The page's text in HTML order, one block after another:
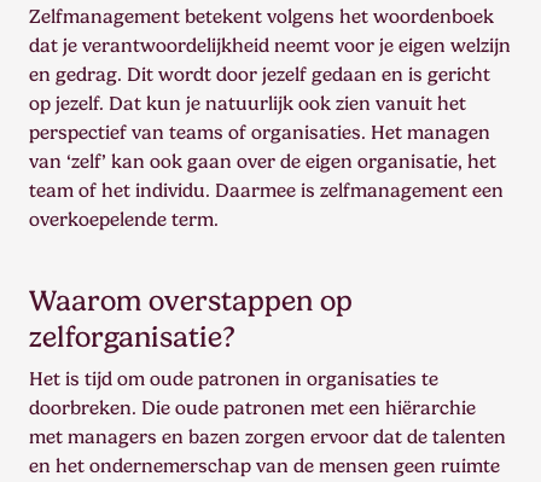
Zelfmanagement betekent volgens het woordenboek
dat je verantwoordelijkheid neemt voor je eigen welzijn
en gedrag. Dit wordt door jezelf gedaan en is gericht
op jezelf. Dat kun je natuurlijk ook zien vanuit het
perspectief van teams of organisaties. Het managen
van ‘zelf’ kan ook gaan over de eigen organisatie, het
team of het individu. Daarmee is zelfmanagement een
overkoepelende term.
Waarom overstappen op
zelforganisatie?
Het is tijd om oude patronen in organisaties te
doorbreken. Die oude patronen met een hiërarchie
met managers en bazen zorgen ervoor dat de talenten
en het ondernemerschap van de mensen geen ruimte